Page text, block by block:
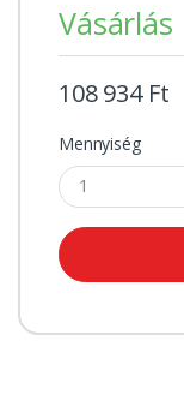
Vásárlás
108 934 Ft
Mennyiség